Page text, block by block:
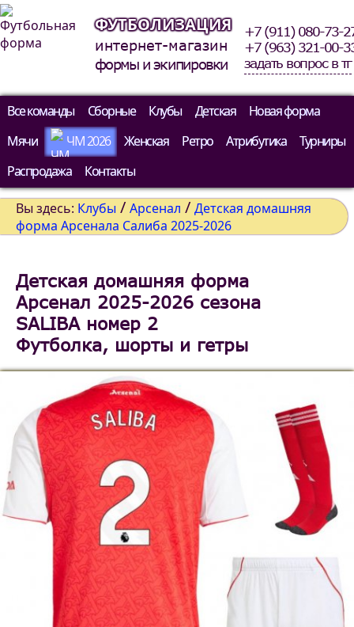
ФУТБОЛИЗАЦИЯ
интернет-магазин
формы и экипировки
+7 (911) 080-73-
+7 (963) 321-00-
задать вопрос в тг
Все команды Сборные Клубы Детская
Новая форма
Мячи
ЧМ 2026 Женская Ретро Атрибутика
Турниры
Распродажа
Контакты
Вы здесь: Клубы / Арсенал / Детская домашняя
форма Арсенала Салиба 2025-2026
Детская домашняя форма
Арсенал 2025-2026 сезона
SALIBA номер 2
Футболка, шорты и гетры